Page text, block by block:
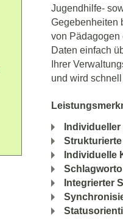
Jugendhilfe-
Gegebenheiten
von Pädagogen
Daten einfach
Ihrer
und wird
Individuelle
Integrierter